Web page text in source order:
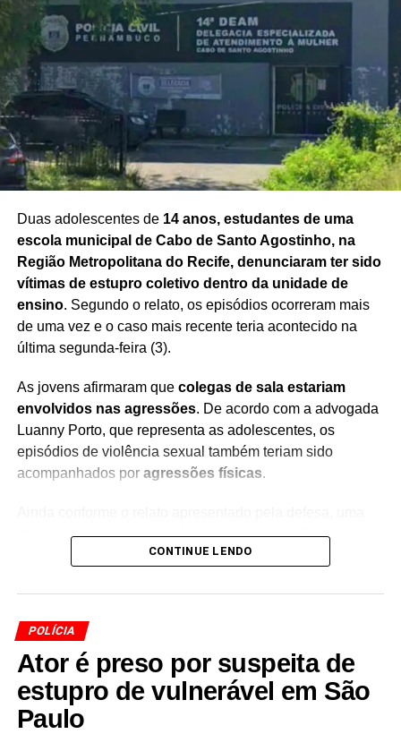
Redação Saiba+
Duas adolescentes de 14 anos, estudantes de uma
escola municipal de Cabo de Santo Agostinho, na
Região Metropolitana do Recife, denunciaram ter sido
vítimas de estupro coletivo dentro da unidade de
ensino. Segundo o relato, os episódios ocorreram mais
de uma vez e o caso mais recente teria acontecido na
última segunda-feira (3).
As jovens afirmaram que colegas de sala estariam
envolvidos nas agressões. De acordo com a advogada
Luanny Porto, que representa as adolescentes, os
episódios de violência sexual também teriam sido
acompanhados por agressões físicas.
das situações teria ocorrido durante o intervalo. As
adolescentes estariam na sala de aula quando, segundo
lanchavam.
O caso é investigado pelas autoridades, que deverão
apurar as circunstâncias das denúncias e identificar os
envolvidos. Por se tratar de
adolescentes vítimas de
violência sexual, informações que possam levar à
identificação das meninas devem ser preservadas,
CONTINUE LENDO
POLÍCIA
Ator é preso por suspeita de
estupro de vulnerável em São
Paulo